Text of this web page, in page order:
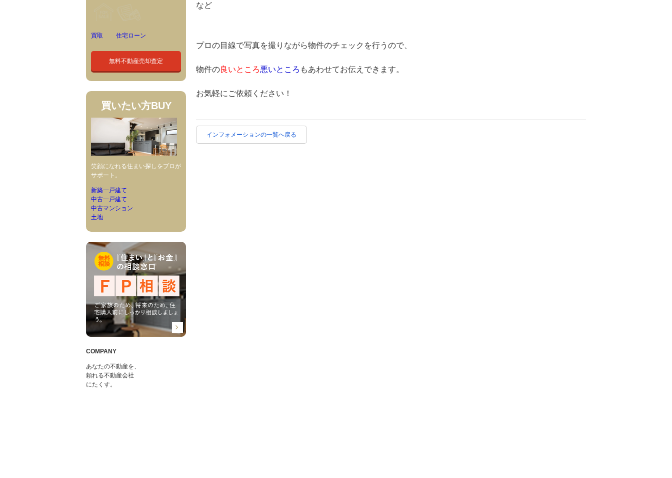
など
プロの目線で写真を撮りながら物件のチェックを行うので、
物件の良いところ悪いところ もあわせてお伝えできます。
お気軽にご依頼ください！
インフォメーションの一覧へ戻る
買取 住宅ローン
無料不動産売却査定
買いたい方BUY
笑顔になれる住まい探しをプロが
サポート。
新築一戸建て
中古一戸建て
中古マンション
土地
COMPANY
あなたの不動産を、
頼れる不動産会社
にたくす。